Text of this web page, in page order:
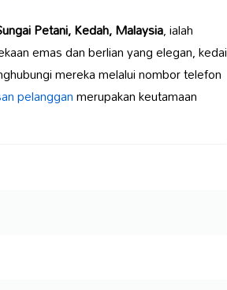
Petani, Kedah, Malaysia, ialah
emas dan berlian yang elegan, kedai
mereka melalui nombor telefon
pelangganmerupakan keutamaan